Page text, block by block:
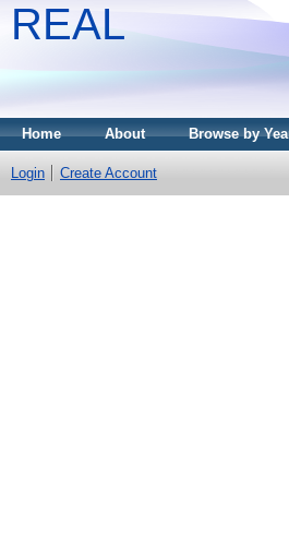
REAL
Home About Browse by
Login Create Account